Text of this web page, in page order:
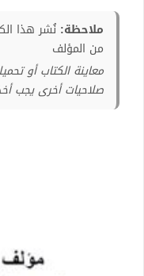
ملاحظة: نُشر هذا
من المؤلف
معاينة الكتاب أو
صلاحيات أخرى يجب